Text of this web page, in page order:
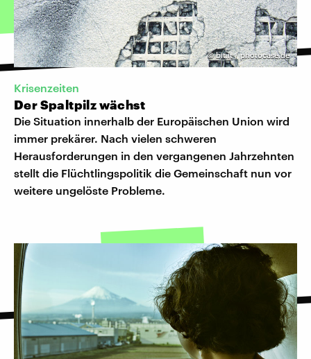
©bit.it / photocase.de
Krisenzeiten
Der Spaltpilz wächst
Die Situation innerhalb der Europäischen Union wird
immer prekärer. Nach vielen schweren
Herausforderungen in den vergangenen Jahrzehnten
stellt die Flüchtlingspolitik die Gemeinschaft nun vor
weitere ungelöste Probleme.